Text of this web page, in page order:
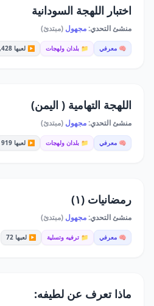
اختبار اللهجة السودانية
منشئ التحدي:مجهول (مبتدئ)
🧠 معرفي 📁 بلدان ولهجات ▶️ لعبها 4,428
اللهجة التهامية ( اليمن)
منشئ التحدي:مجهول (مبتدئ)
🧠 معرفي 📁 بلدان ولهجات ▶️ لعبها 919
رمضانيات (١)
منشئ التحدي:مجهول (مبتدئ)
🧠 معرفي 📁 ترفيه وتسلية ▶️ لعبها 72
ماذا تعرف عن لطيفه: